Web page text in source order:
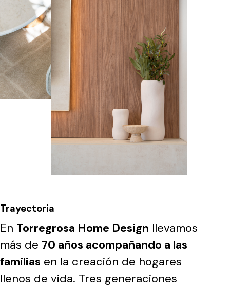
Trayectoria
En Torregrosa Home Design llevamos
más de 70 años acompañando a las
familias en la creación de hogares
llenos de vida. Tres generaciones